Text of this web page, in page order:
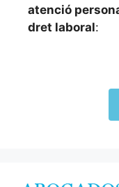
atenció
dret laboral: